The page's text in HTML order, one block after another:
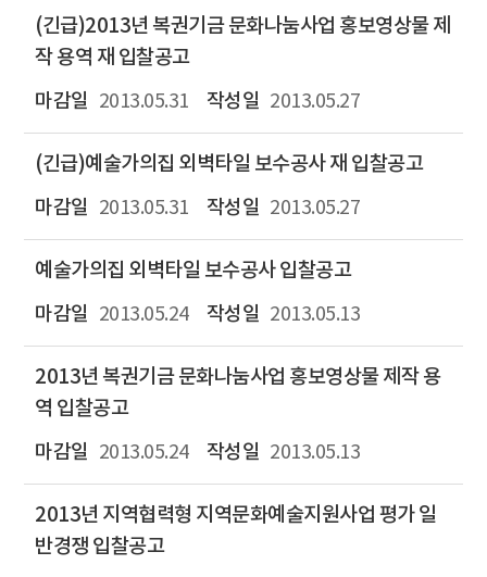
(긴급)2013년 복권기금 문화나눔사업 홍보영상물 제
작 용역 재 입찰공고
2013.05.31 2013.05.27
(긴급)예술가의집 외벽타일 보수공사 재 입찰공고
2013.05.31 2013.05.27
예술가의집 외벽타일 보수공사 입찰공고
2013.05.24 2013.05.13
2013년 복권기금 문화나눔사업 홍보영상물 제작 용
역 입찰공고
2013.05.24 2013.05.13
2013년 지역협력형 지역문화예술지원사업 평가 일
반경쟁 입찰공고